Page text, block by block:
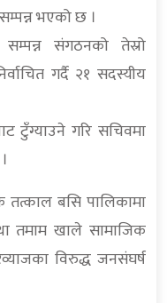
भएको छ ।
सम्पन्न संगठनको तेस्रो
गर्दै २१ सदस्यीय
टुँग्याउने गरि सचिवमा
बसि पालिकामा
तमाम खाले सामाजिक
विरुद्ध जनसंघर्ष